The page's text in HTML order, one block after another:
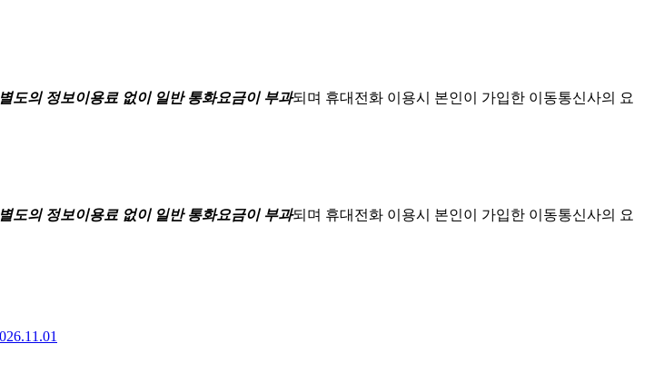
별도의 정보이용료 없이 일반 통화요금이 부과되며 휴대전화 이용시 본인이 가입한 이동통신사의 요
별도의 정보이용료 없이 일반 통화요금이 부과되며 휴대전화 이용시 본인이 가입한 이동통신사의 요